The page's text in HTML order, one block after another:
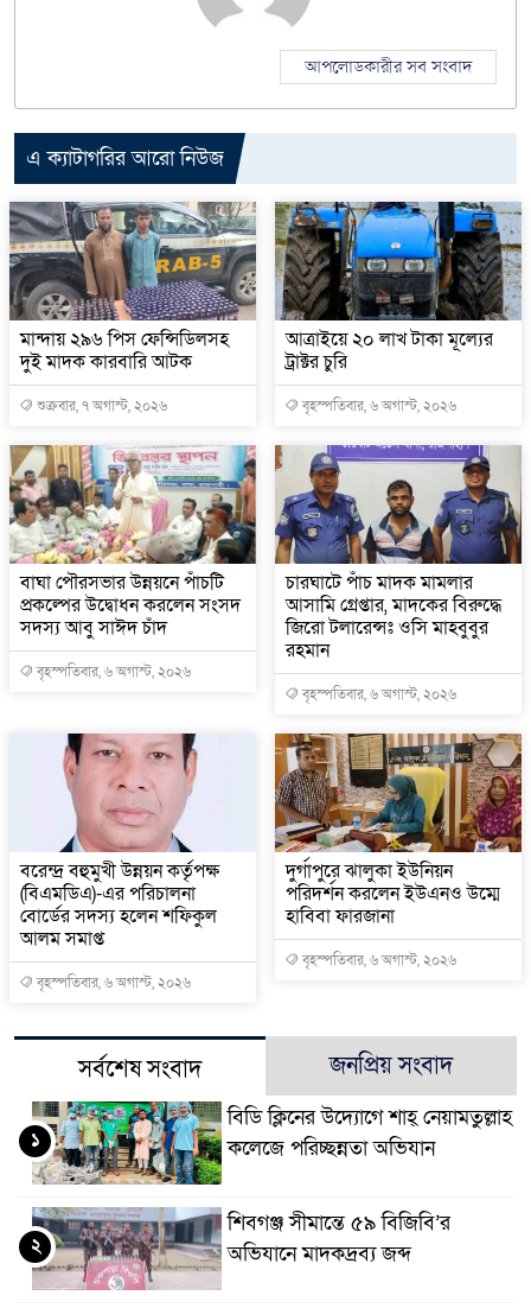
আপলোডকারীর সব সংবাদ
এ ক্যাটাগরির আরো নিউজ
মান্দায় ২৯৬ পিস ফেন্সিডিলসহ
দুই মাদক কারবারি আটক
শুক্রবার, ৭ অগাস্ট, ২০২৬
আত্রাইয়ে ২০ লাখ টাকা মূল্যের
ট্রাক্টর চুরি
বৃহস্পতিবার, ৬ অগাস্ট, ২০২৬
বাঘা পৌরসভার উন্নয়নে পাঁচটি
প্রকল্পের উদ্বোধন করলেন সংসদ
সদস্য আবু সাঈদ চাঁদ
বৃহস্পতিবার, ৬ অগাস্ট, ২০২৬
চারঘাটে পাঁচ মাদক মামলার
আসামি গ্রেপ্তার, মাদকের বিরুদ্ধে
জিরো টলারেন্সঃ ওসি মাহবুবুর
রহমান
বৃহস্পতিবার, ৬ অগাস্ট, ২০২৬
বরেন্দ্র বহুমুখী উন্নয়ন কর্তৃপক্ষ
(বিএমডিএ)-এর পরিচালনা
বোর্ডের সদস্য হলেন শফিকুল
আলম সমাপ্ত
বৃহস্পতিবার, ৬ অগাস্ট, ২০২৬
দুর্গাপুরে ঝালুকা ইউনিয়ন
পরিদর্শন করলেন ইউএনও উম্মে
হাবিবা ফারজানা
বৃহস্পতিবার, ৬ অগাস্ট, ২০২৬
সর্বশেষ সংবাদ জনপ্রিয় সংবাদ
বিডি ক্লিনের উদ্যোগে শাহ্ নেয়ামতুল্লাহ
কলেজে পরিচ্ছন্নতা অভিযান
১
শিবগঞ্জ সীমান্তে ৫৯ বিজিবি’র
অভিযানে মাদকদ্রব্য জব্দ
২